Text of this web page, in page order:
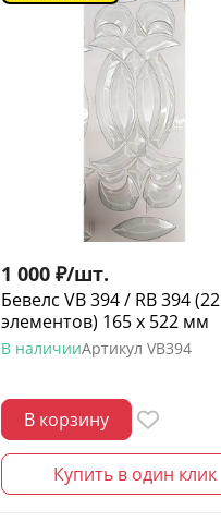
1 000 ₽/шт.
Бевелс VB 394 / RB 394 (22
элементов) 165 х 522 мм
В наличииАртикул VB394
В корзину
Купить в один клик